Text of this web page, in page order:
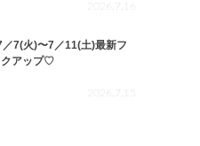
2026.7.16
／7(火)〜7／11(土)最新フ
クアップ♡
2026.7.15